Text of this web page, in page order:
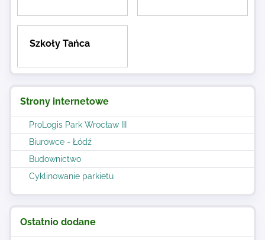
Strony internetowe
ProLogis Park Wrocław III
Biurowce - Łódź
Budownictwo
Cyklinowanie parkietu
Ostatnio dodane
Szkoły Tańca